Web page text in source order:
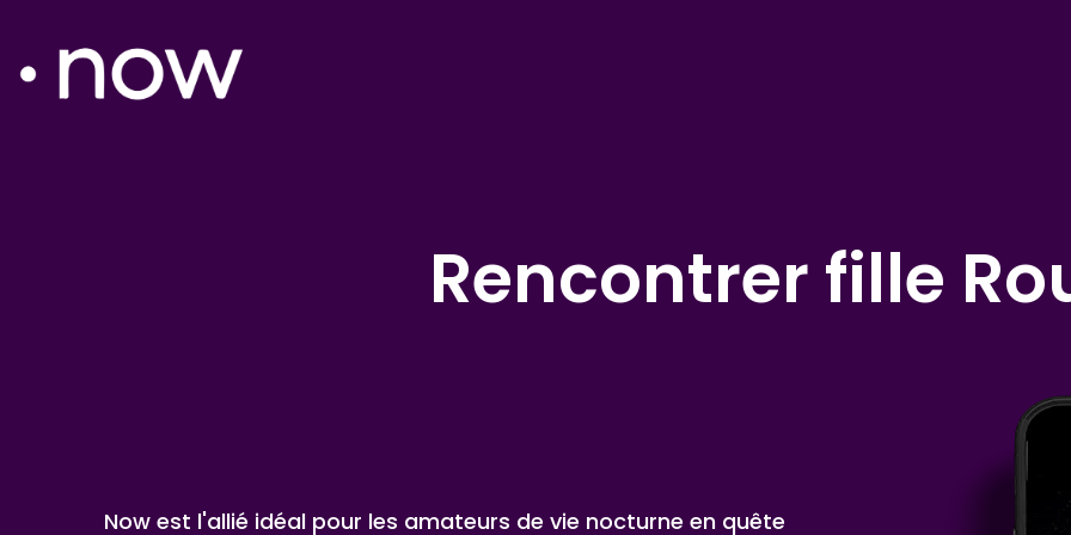
Rencontrer fille
Now est l'allié idéal pour les amateurs de vie nocturne en quête